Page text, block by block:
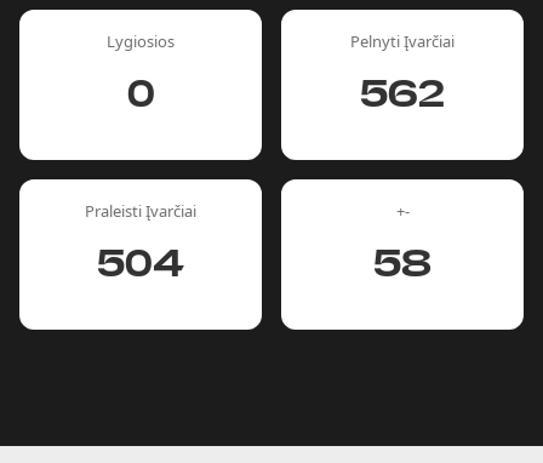
Lygiosios
0
Pelnyti Įvarčiai
562
Praleisti Įvarčiai
504
+-
58